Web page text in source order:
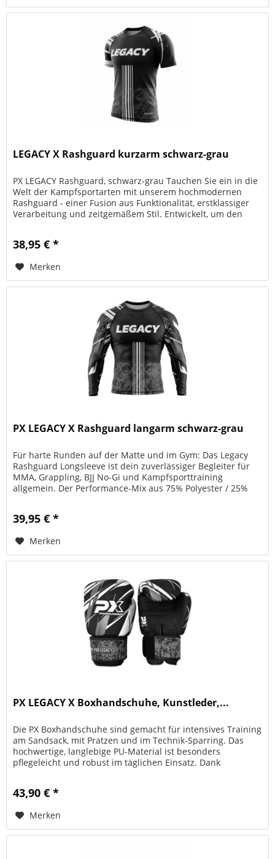
LEGACY X Rashguard kurzarm schwarz-grau
PX LEGACY Rashguard, schwarz-grau Tauchen Sie ein in die
Welt der Kampfsportarten mit unserem hochmodernen
Rashguard - einer Fusion aus Funktionalität, erstklassiger
Verarbeitung und zeitgemäßem Stil. Entwickelt, um den
38,95 € *
Merken
PX LEGACY X Rashguard langarm schwarz-grau
Für harte Runden auf der Matte und im Gym: Das Legacy
Rashguard Longsleeve ist dein zuverlässiger Begleiter für
MMA, Grappling, BJJ No-Gi und Kampfsporttraining
allgemein. Der Performance-Mix aus 75% Polyester / 25%
39,95 € *
Merken
PX LEGACY X Boxhandschuhe, Kunstleder,...
Die PX Boxhandschuhe sind gemacht für intensives Training
am Sandsack, mit Pratzen und im Technik-Sparring. Das
hochwertige, langlebige PU-Material ist besonders
pflegeleicht und robust im täglichen Einsatz. Dank
43,90 € *
Merken